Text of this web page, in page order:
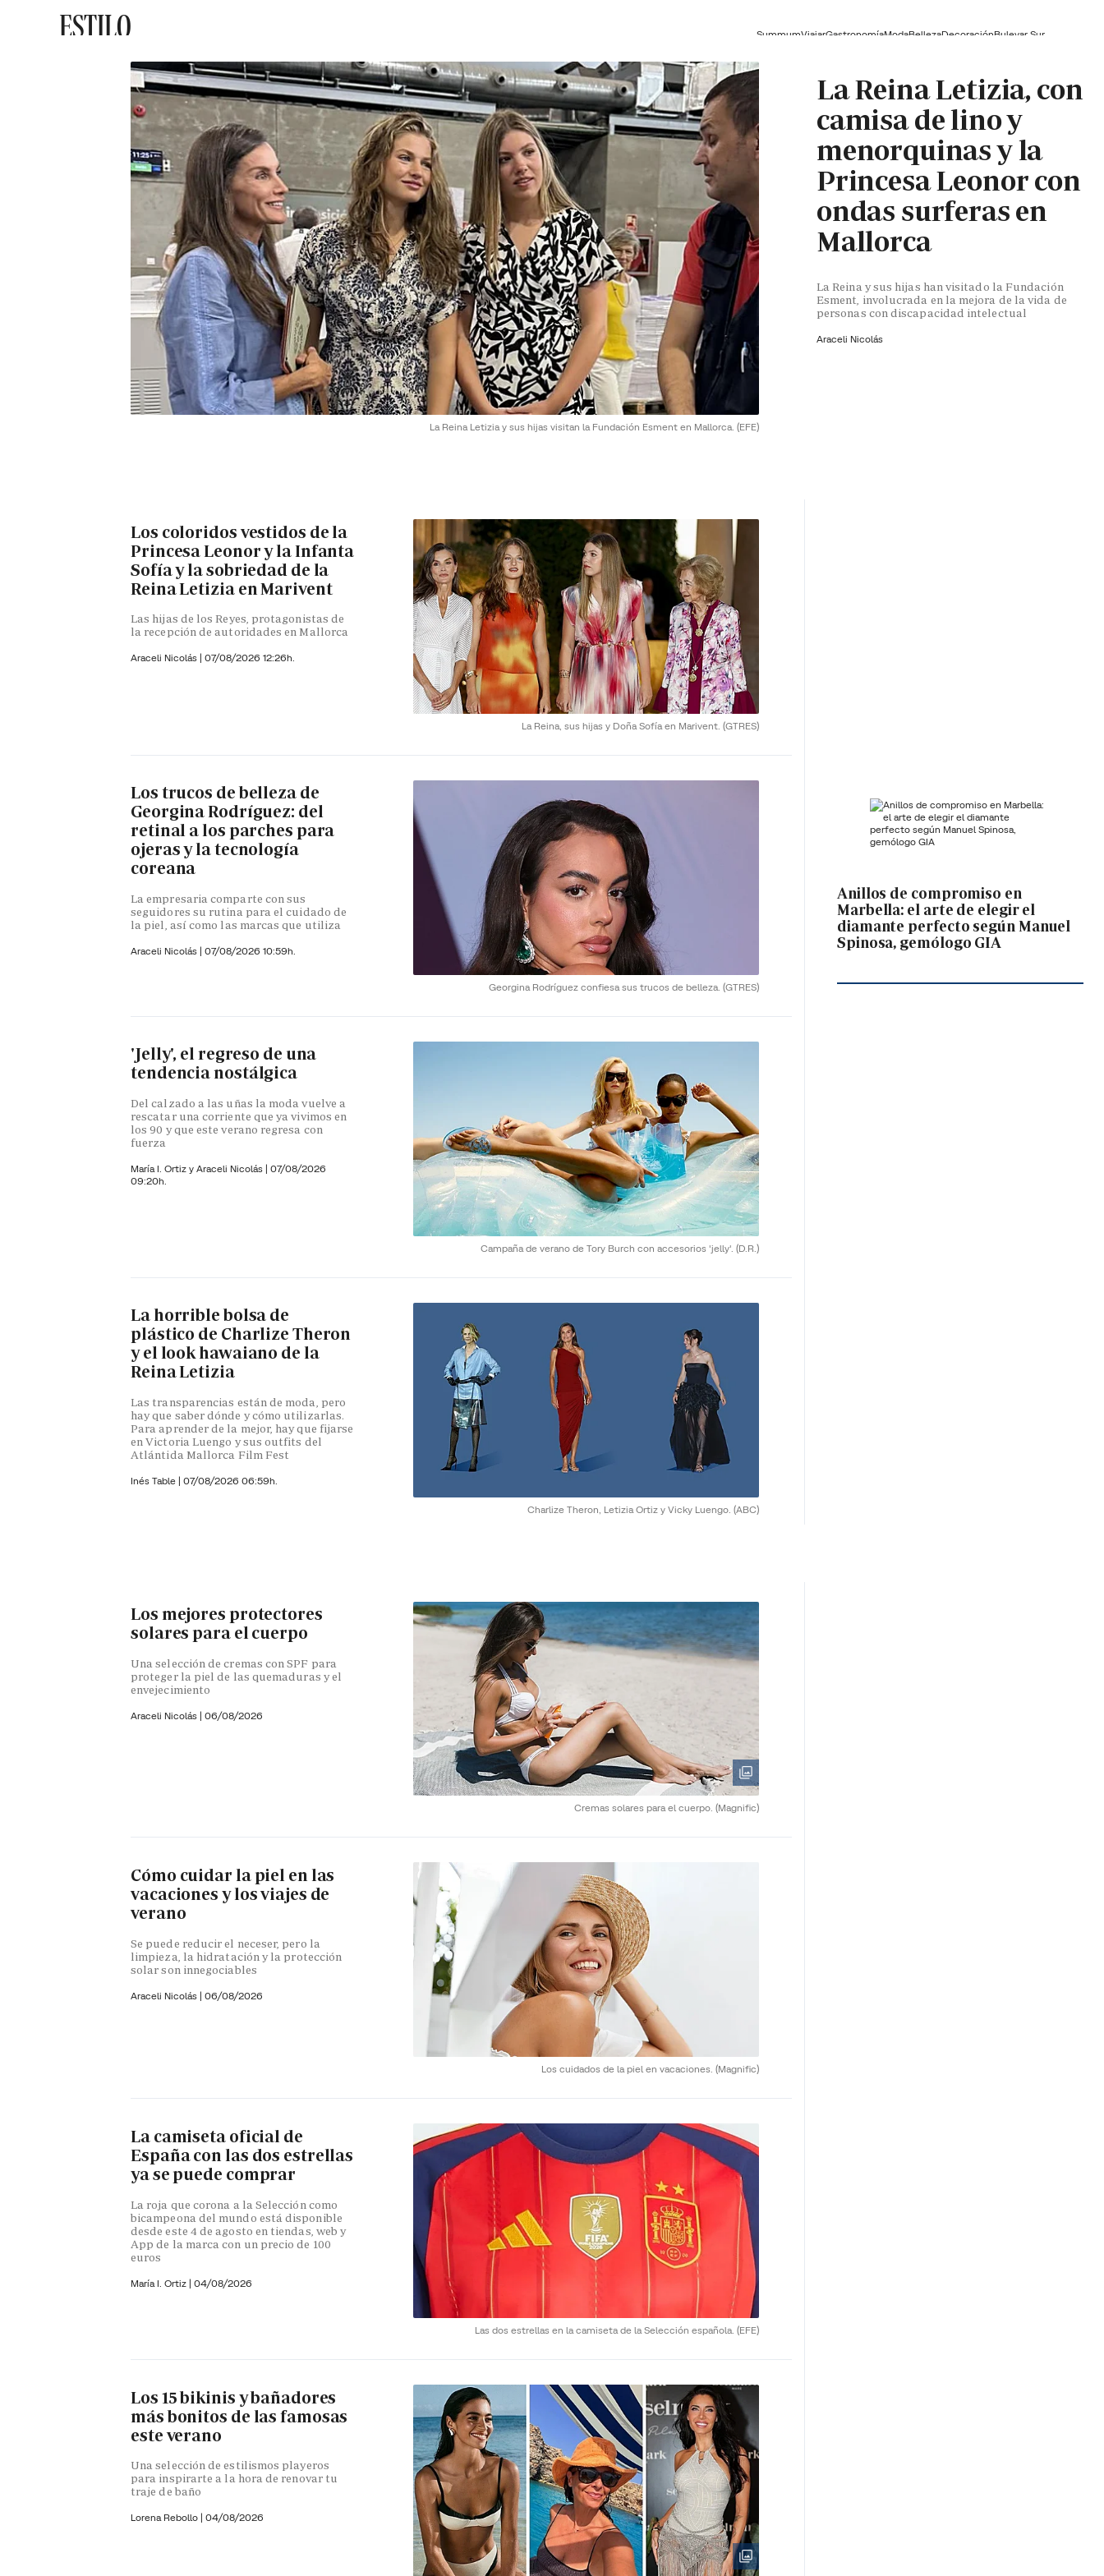
ESTILO SummumViajarGastronomíaModaBellezaDecoraciónBulevar Sur
La Reina Letizia y sus hijas visitan la Fundación Esment en Mallorca. (EFE)
La Reina Letizia, con
camisa de lino y
menorquinas y la
Princesa Leonor con
ondas surferas en
Mallorca
La Reina y sus hijas han visitado la Fundación
Esment, involucrada en la mejora de la vida de
personas con discapacidad intelectual
Araceli Nicolás
La Reina, sus hijas y Doña Sofía en Marivent. (GTRES)
Los coloridos vestidos de la
Princesa Leonor y la Infanta
Sofía y la sobriedad de la
Reina Letizia en Marivent
Las hijas de los Reyes, protagonistas de
la recepción de autoridades en Mallorca
Araceli Nicolás | 07/08/2026 12:26h.
Georgina Rodríguez confiesa sus trucos de belleza. (GTRES)
Los trucos de belleza de
Georgina Rodríguez: del
retinal a los parches para
ojeras y la tecnología
coreana
La empresaria comparte con sus
seguidores su rutina para el cuidado de
la piel, así como las marcas que utiliza
Araceli Nicolás | 07/08/2026 10:59h.
Campaña de verano de Tory Burch con accesorios 'jelly'. (D.R.)
'Jelly', el regreso de una
tendencia nostálgica
Del calzado a las uñas la moda vuelve a
rescatar una corriente que ya vivimos en
los 90 y que este verano regresa con
fuerza
María I. Ortiz y Araceli Nicolás | 07/08/2026
09:20h.
Charlize Theron, Letizia Ortiz y Vicky Luengo. (ABC)
La horrible bolsa de
plástico de Charlize Theron
y el look hawaiano de la
Reina Letizia
Las transparencias están de moda, pero
hay que saber dónde y cómo utilizarlas.
Para aprender de la mejor, hay que fijarse
en Victoria Luengo y sus outfits del
Atlántida Mallorca Film Fest
Inés Table | 07/08/2026 06:59h.
Anillos de compromiso en
Marbella: el arte de elegir el
diamante perfecto según Manuel
Spinosa, gemólogo GIA
Cremas solares para el cuerpo. (Magnific)
Los mejores protectores
solares para el cuerpo
Una selección de cremas con SPF para
proteger la piel de las quemaduras y el
envejecimiento
Araceli Nicolás | 06/08/2026
Los cuidados de la piel en vacaciones. (Magnific)
Cómo cuidar la piel en las
vacaciones y los viajes de
verano
Se puede reducir el neceser, pero la
limpieza, la hidratación y la protección
solar son innegociables
Araceli Nicolás | 06/08/2026
Las dos estrellas en la camiseta de la Selección española. (EFE)
La camiseta oficial de
España con las dos estrellas
ya se puede comprar
La roja que corona a la Selección como
bicampeona del mundo está disponible
desde este 4 de agosto en tiendas, web y
App de la marca con un precio de 100
euros
María I. Ortiz | 04/08/2026
Los 15 bikinis y bañadores
más bonitos de las famosas
este verano
Una selección de estilismos playeros
para inspirarte a la hora de renovar tu
traje de baño
Lorena Rebollo | 04/08/2026